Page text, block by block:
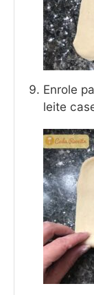
Enrole
leite